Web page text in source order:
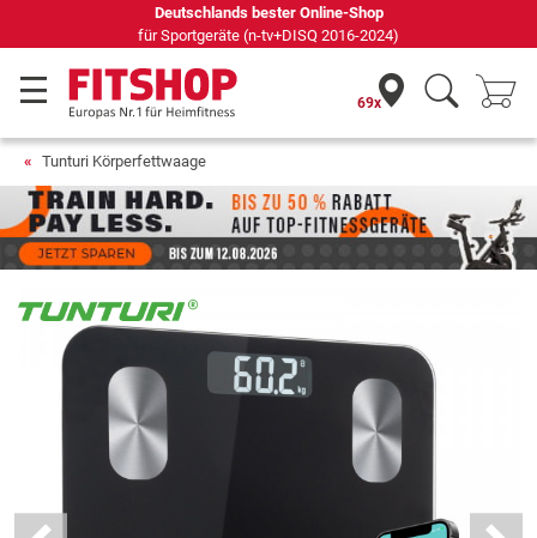
69 Fachmärkte vor Ort mit 75 eigenen Servicetechnikern
69x
Tunturi Körperfettwaage